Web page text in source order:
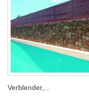
Verblender,...